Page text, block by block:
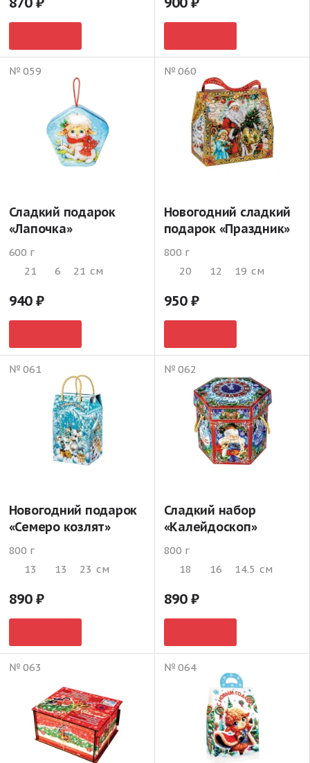
№ 059
Сладкий подарок
«Лапочка»
600 г
21
6 21 см
940
№ 060
Новогодний сладкий
подарок «Праздник»
800 г
20
12 19 см
950
№ 061
Новогодний подарок
«Семеро козлят»
800 г
13
13 23 см
890
№ 062
Сладкий набор
«Калейдоскоп»
800 г
18
16 14.5 см
890
№ 063 № 064